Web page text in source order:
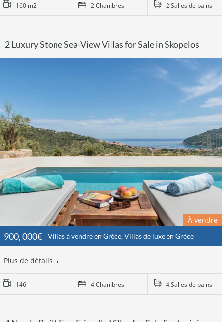
160 m2 2 Chambres 2 Salles de bains
2 Luxury Stone Sea-View Villas for Sale in Skopelos
À vendre
900, 000€ Villas à vendre en Grèce, Villas de luxe en Grèce
Plus de détails
146 4 Chambres 4 Salles de bains